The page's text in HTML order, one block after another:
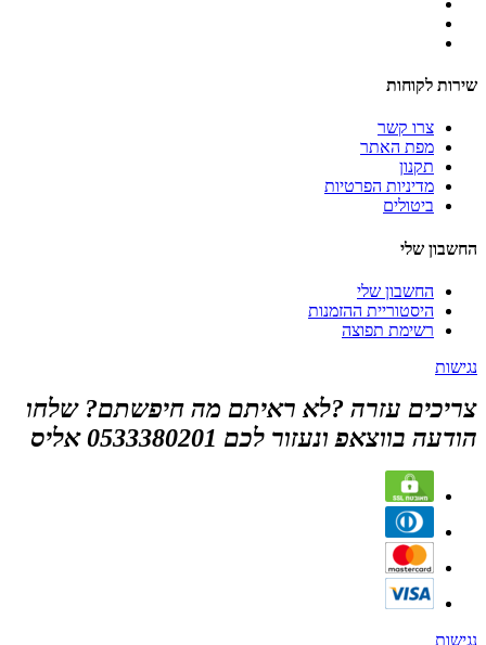
שירות לקוחות
צרו קשר
מפת האתר
תקנון
מדיניות הפרטיות
ביטולים
החשבון שלי
החשבון שלי
היסטוריית ההזמנות
רשימת תפוצה
נגישות
צריכים עזרה ?לא ראיתם מה חיפשתם? שלחו
הודעה בווצאפ ונעזור לכם 0533380201 אליס
נגישות